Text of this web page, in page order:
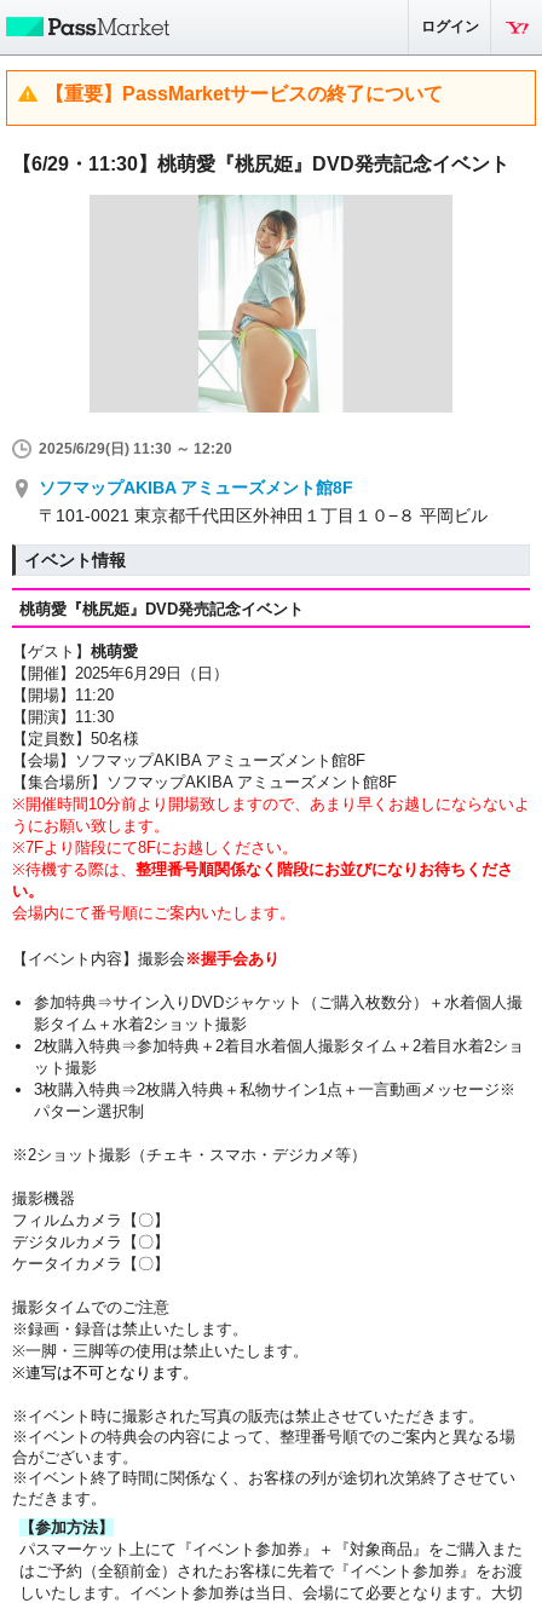
ログイン
【重要】PassMarketサービスの終了について
【6/29・11:30】桃萌愛『桃尻姫』DVD発売記念イベント
2025/6/29(日) 11:30 ～ 12:20
ソフマップAKIBA アミューズメント館8F
〒101-0021 東京都千代田区外神田１丁目１０−８ 平岡ビル
イベント情報
桃萌愛『桃尻姫』DVD発売記念イベント
【ゲスト】 桃萌愛
【開催】2025年6月29日（日 ）
【開場】11:20
【開演】11:30
【定員数】50名様
【会場】ソフマップAKIBA アミューズメント館8F
【集合場所】ソフマップAKIBA アミューズメント館8F
※開催時間10分前より開場致しますので、あまり早くお越しにならないよ
うにお願い致します。
※7Fより階段にて8Fにお越しください。
※待機する際は、 整理番号順関係なく階段にお並びになりお待ちくださ
い。
会場内にて番号順にご案内いたします。
【イベント内容】撮影会 ※握手会あり
参加特典⇒サイン入りDVDジャケット（ご購入枚数分）＋水着個人撮
影タイム＋水着2ショット撮影
2枚購入特典⇒参加特典＋2着目水着個人撮影タイム＋2着目水着2ショ
ット撮影
3枚購入特典⇒2枚購入特典＋私物サイン1点＋一言動画メッセージ※
パターン選択制
※2ショット撮影（チェキ・スマホ・デジカメ等）
撮影機器
フィルムカメラ【〇】
デジタルカメラ【〇】
ケータイカメラ【〇】
撮影タイムでのご注意
※録画・録音は禁止いたします。
※一脚・三脚等の使用は禁止いたします。
※連写は不可となります。
※イベント時に撮影された写真の販売は禁止させていただきます。
※イベントの特典会の内容によって、整理番号順でのご案内と異なる場
合がございます。
※イベント終了時間に関係なく、お客様の列が途切れ次第終了させてい
ただきます。
【参加方法】
パスマーケット上にて『イベント参加券』＋『対象商品』をご購入また
はご予約（全額前金）されたお客様に先着で『イベント参加券』をお渡
しいたします。イベント参加券は当日、会場にて必要となります。大切